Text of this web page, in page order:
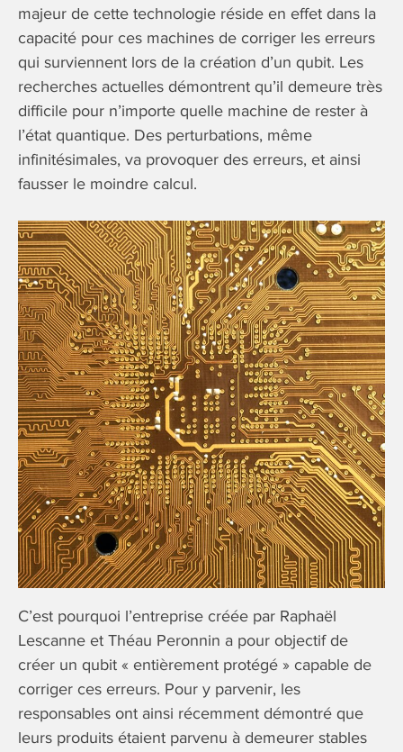
majeur de cette technologie réside en effet dans la
capacité pour ces machines de corriger les erreurs
qui surviennent lors de la création d’un qubit. Les
recherches actuelles démontrent qu’il demeure très
difficile pour n’importe quelle machine de rester à
l’état quantique. Des perturbations, même
infinitésimales, va provoquer des erreurs, et ainsi
fausser le moindre calcul.
C’est pourquoi l’entreprise créée par Raphaël
Lescanne et Théau Peronnin a pour objectif de
créer un qubit « entièrement protégé » capable de
corriger ces erreurs. Pour y parvenir, les
responsables ont ainsi récemment démontré que
leurs produits étaient parvenu à demeurer stables